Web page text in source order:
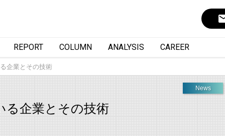
REPORT COLUMN ANALYSIS CAREER
企業とその技術
News
る企業とその技術